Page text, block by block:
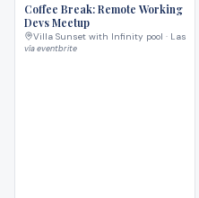
Coffee Break: Remote Working
Devs Meetup
Villa Sunset with Infinity pool · Las
víaeventbrite